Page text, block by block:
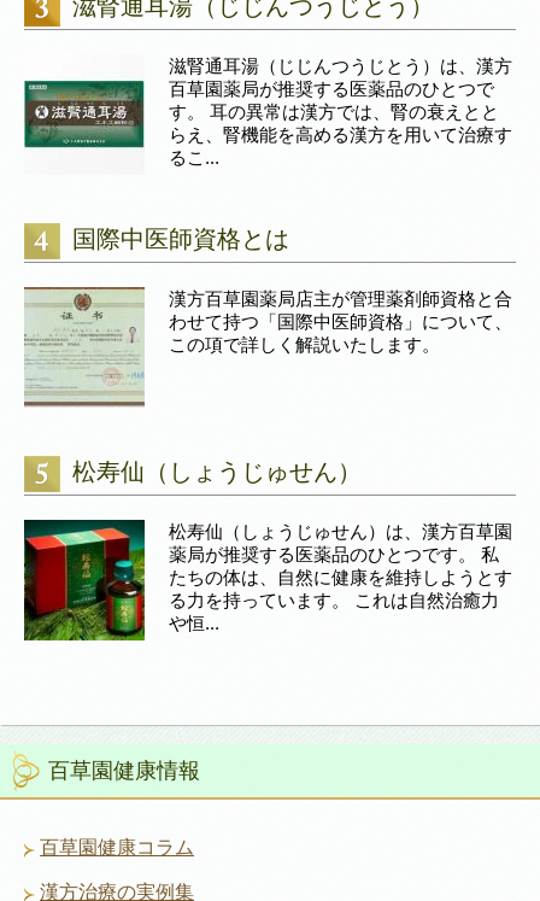
滋腎通耳湯（じじんつうじとう）
滋腎通耳湯（じじんつうじとう）は、漢方
百草園薬局が推奨する医薬品のひとつで
す。 耳の異常は漢方では、腎の衰えとと
らえ、腎機能を高める漢方を用いて治療す
るこ...
国際中医師資格とは
漢方百草園薬局店主が管理薬剤師資格と合
わせて持つ「国際中医師資格」について、
この項で詳しく解説いたします。
松寿仙（しょうじゅせん）
松寿仙（しょうじゅせん）は、漢方百草園
薬局が推奨する医薬品のひとつです。 私
たちの体は、自然に健康を維持しようとす
る力を持っています。 これは自然治癒力
や恒...
百草園健康情報
百草園健康コラム
漢方治療の実例集